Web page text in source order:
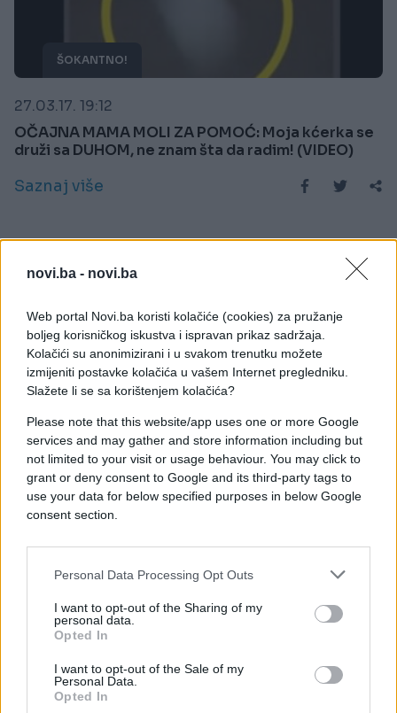
novi.ba - novi.ba
Web portal Novi.ba koristi kolačiće (cookies) za pružanje
boljeg korisničkog iskustva i ispravan prikaz sadržaja.
Kolačići su anonimizirani i u svakom trenutku možete
izmijeniti postavke kolačića u vašem Internet pregledniku.
Slažete li se sa korištenjem kolačića?
Please note that this website/app uses one or more Google
services and may gather and store information including but
not limited to your visit or usage behaviour. You may click to
grant or deny consent to Google and its third-party tags to
use your data for below specified purposes in below Google
consent section.
Personal Data Processing Opt Outs
I want to opt-out of the Sharing of my
personal data.
Opted In
I want to opt-out of the Sale of my
Personal Data.
Opted In
ŠOKANTNO!
27.03.17. 19:12
OČAJNA MAMA MOLI ZA POMOĆ: Moja kćerka se
druži sa DUHOM, ne znam šta da radim! (VIDEO)
Saznaj više
ŠOKANTNO!
20.02.17. 11:46
znoj (VIDEO)
Saznaj više